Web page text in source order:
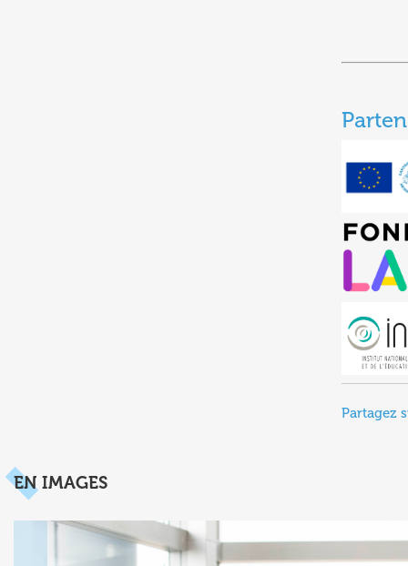
Partagez
EN IMAGES